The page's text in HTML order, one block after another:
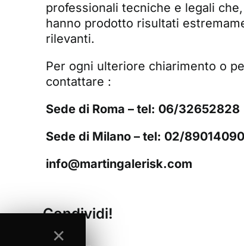
professionali tecniche e legali
hanno prodotto risultati
rilevanti.
Per ogni ulteriore chiarimento o
contattare :
Sede di Roma – tel: 06/32652828
Sede di Milano – tel: 02/89014090
info@martingalerisk.com
Condividi!
✕